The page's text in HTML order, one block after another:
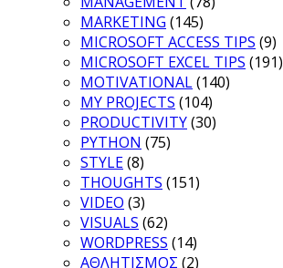
MARKETING (145)
MICROSOFT ACCESS TIPS (9)
MICROSOFT EXCEL TIPS (191)
MOTIVATIONAL(140)
MY PROJECTS (104)
PRODUCTIVITY(30)
PYTHON (75)
STYLE(8)
THOUGHTS (151)
VIDEO (3)
VISUALS (62)
WORDPRESS (14)
ΑΘΛΗΤΙΣΜΟΣ (2)